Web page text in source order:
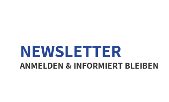
NEWSLETTER
ANMELDEN & INFORMIERT BLEIBEN